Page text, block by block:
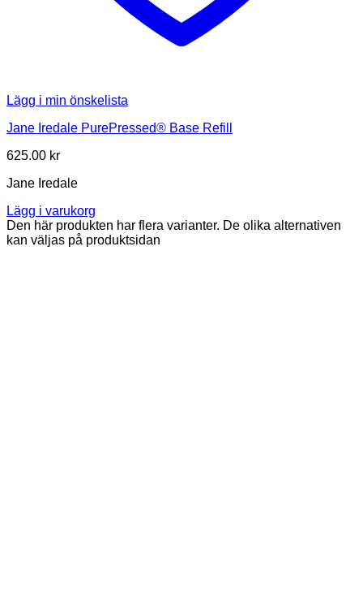
Lägg i min önskelista
Jane Iredale PurePressed® Base Refill
625.00 kr
Jane Iredale
Lägg i varukorg
Den här produkten har flera varianter. De olika alternativen
kan väljas på produktsidan